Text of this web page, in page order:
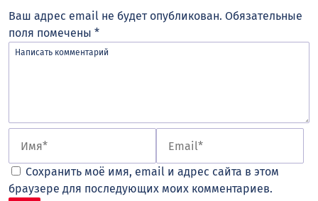
Ваш адрес email не будет опубликован. Обязательные
поля помечены *
Сохранить моё имя, email и адрес сайта в этом
браузере для последующих моих комментариев.